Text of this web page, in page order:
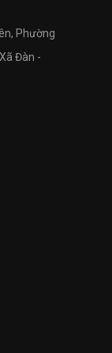
Phường
Đàn -